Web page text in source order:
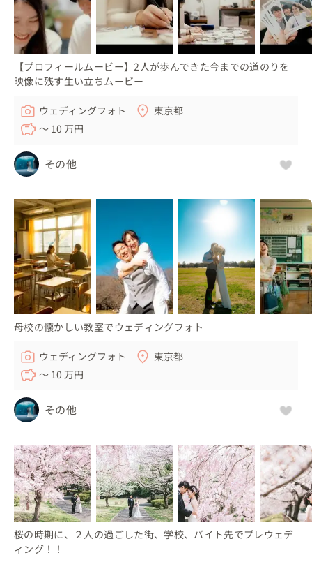
【プロフィールムービー】2人が歩んできた今までの道のりを
映像に残す生い立ちムービー
ウェディングフォト
東京都
〜 10 万円
その他
母校の懐かしい教室でウェディングフォト
ウェディングフォト
東京都
〜 10 万円
その他
桜の時期に、２人の過ごした街、学校、バイト先でプレウェデ
ィング！！